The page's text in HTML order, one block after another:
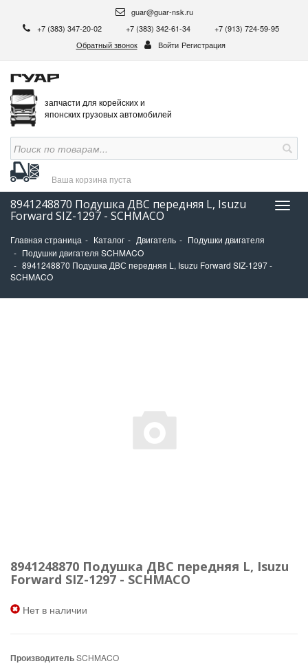
guar@guar-nsk.ru
+7 (383) 347-20-02
+7 (383) 342-61-34
+7 (913) 724-59-95
Обратный звонок
Войти Регистрация
запчасти для корейских и
японских грузовых автомобилей
Ваша корзина пуста
8941248870 Подушка ДВС передняя L, Isuzu
Forward SIZ-1297 - SCHMACO
Главная страница Каталог Двигатель
Подушки двигателя
Подушки двигателя SCHMACO
8941248870 Подушка ДВС передняя L, Isuzu Forward SIZ-1297 -
SCHMACO
8941248870 Подушка ДВС передняя L, Isuzu
Forward SIZ-1297 - SCHMACO
Нет в наличии
ПроизводительSCHMACO